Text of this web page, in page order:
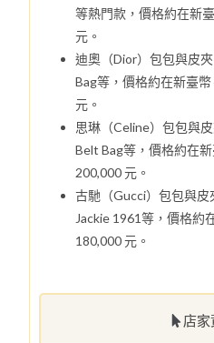
店家
等熱門款，價格約在新
元。
迪奧（Dior）包包與皮
Bag等，價格約在新臺
元。
思琳（Celine）包包與
Belt Bag等，價格約在
200,000 元。
古馳（Gucci）包包與皮
Jackie 1961等，價格約
180,000 元。